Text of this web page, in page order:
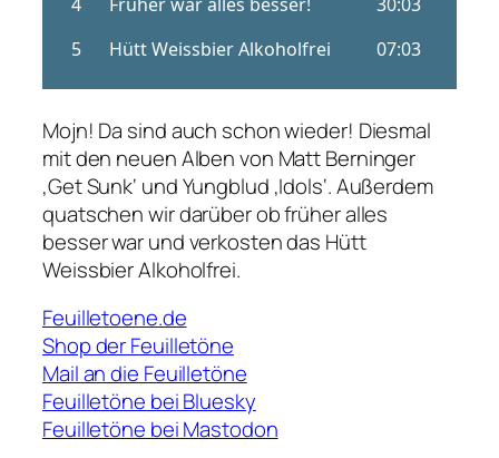
Mojn! Da sind auch schon wieder! Diesmal
mit den neuen Alben von Matt Berninger
‚Get Sunk‘ und Yungblud ‚Idols‘. Außerdem
quatschen wir darüber ob früher alles
besser war und verkosten das Hütt
Weissbier Alkoholfrei.
Feuilletoene.de
Shop der Feuilletöne
Mail an die Feuilletöne
Feuilletöne bei Bluesky
Feuilletöne bei Mastodon